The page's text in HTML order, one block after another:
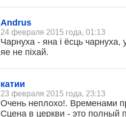
Andrus
24 февраля 2015 года, 01:13
Чарнуха - яна і ёсць чарнуха,
яе не піхай.
катии
23 февраля 2015 года, 23:13
Очень неплохо!. Временами
Сцена в церкви - это полный